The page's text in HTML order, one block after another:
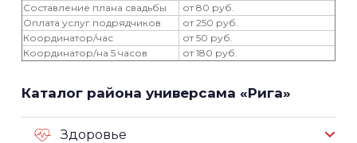
Составление плана свадьбы
от 80 руб.
Оплата услуг подрядчиков
от 250 руб.
Координатор/час
от 50 руб.
Координатор/на 5 часов
от 180 руб.
Каталог района универсама «Рига»
Здоровье